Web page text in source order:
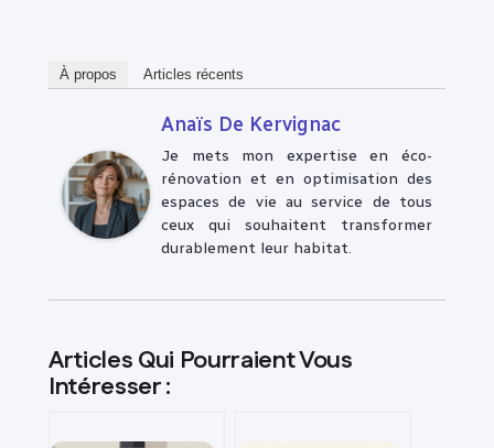
À propos Articles récents
Anaïs De Kervignac
Je mets mon expertise en éco-
rénovation et en optimisation des
espaces de vie au service de tous
ceux qui souhaitent transformer
durablement leur habitat.
Articles Qui Pourraient Vous
Intéresser :